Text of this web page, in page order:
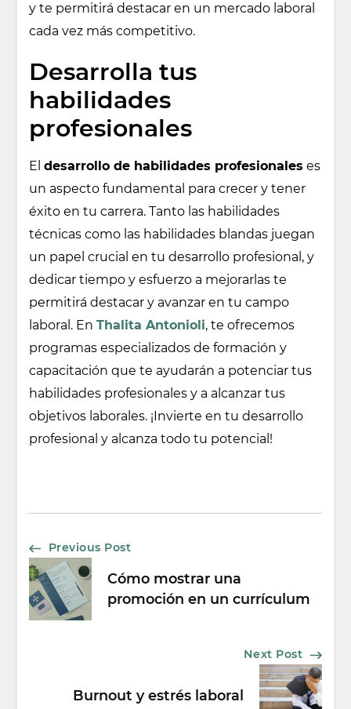
y te permitirá destacar en un mercado laboral
cada vez más competitivo.
Desarrolla tus
habilidades
profesionales
Eldesarrollo de habilidades profesionales es
un aspecto fundamental para crecer y tener
éxito en tu carrera. Tanto las habilidades
técnicas como las habilidades blandas juegan
un papel crucial en tu desarrollo profesional, y
dedicar tiempo y esfuerzo a mejorarlas te
permitirá destacar y avanzar en tu campo
laboral. EnThalita Antonioli, te ofrecemos
programas especializados de formación y
capacitación que te ayudarán a potenciar tus
habilidades profesionales y a alcanzar tus
objetivos laborales. ¡Invierte en tu desarrollo
profesional y alcanza todo tu potencial!
Post
Navigation
Previous Post
Cómo mostrar una
promoción en un currículum
Next Post
Burnout y estrés laboral